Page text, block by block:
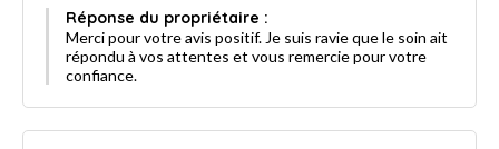
Réponse du propriétaire :
Merci pour votre avis positif. Je suis ravie que le soin ait
répondu à vos attentes et vous remercie pour votre
confiance.